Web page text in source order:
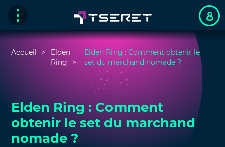
Accueil
Elden
Ring
Elden Ring : Comment obtenir le
set du marchand nomade ?
Elden Ring : Comment
obtenir le set du marchand
nomade ?